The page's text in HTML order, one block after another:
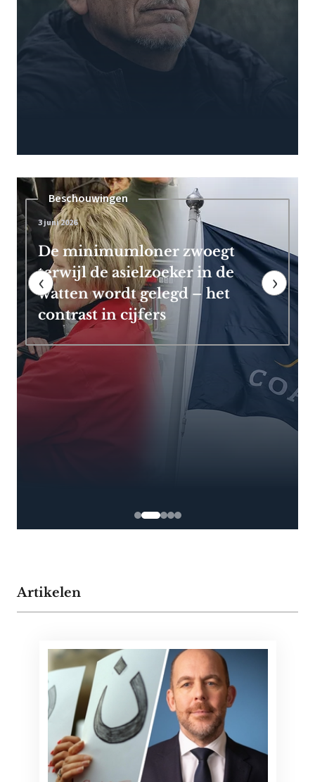
Pensioen
7 mei 2026
Frans Timmermans kan vroeg
met pensioen dankzij royale
EU-uitkering
‹ ›
Artikelen